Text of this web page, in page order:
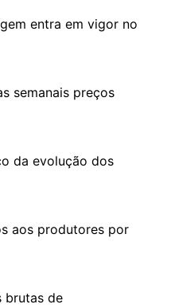
entra em vigor no
semanais preços
da evolução dos
aos produtores por
brutas de